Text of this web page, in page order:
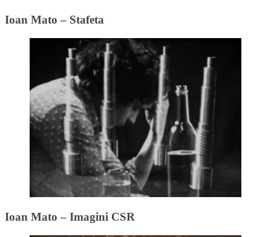
Ioan Mato – Stafeta
Ioan Mato – Imagini CSR